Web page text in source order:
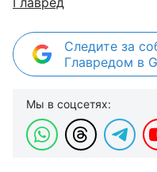
Следите за
Главредом в
Мы в соцсетях: